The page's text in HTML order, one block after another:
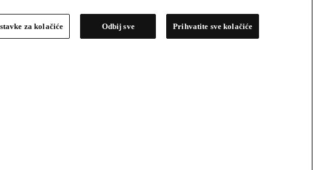
za kolačiće Odbij sve Prihvatite sve kolačiće